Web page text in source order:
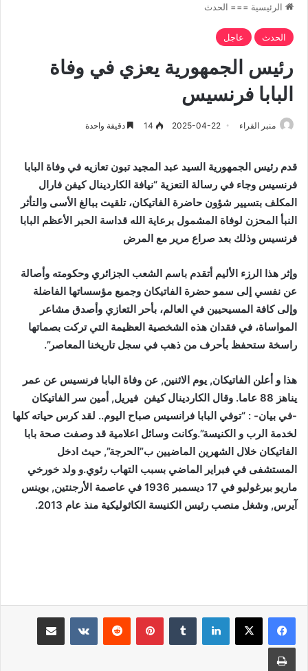
الرئيسية === الحدث
الحدث عاجل
رئيس الجمهورية يعزي في وفاة
البابا فرنسيس
منبر القراء 2025-04-22
14 دقيقة واحدة
قدم رئيس الجمهورية السيد عبد المجيد تبون تعازيه في وفاة البابا
فرنسيس وجاء في رسالة التعزية “نيافة الكاردينال كيفن فارال
المكلف بتسيير شؤون حاضرة الفاتيكان، تلقيت ببالغ الأسى والتأثر
النبأ المحزن لوفاة المشمول برعاية الله قداسة الحبر الأعظم البابا
فرنسيس وذلك بعد صراع مرير مع المرض
وإثر هذا الرزء الأليم أتقدم باسم الشعب الجزائري وحكومته وأصالة
عن نفسي إلى سمو حضرة الفاتيكان وجميع مؤسساتها الفاضلة
وإلى كافة المسيحيين في العالم، بأحر التعازي وأصدق مشاعر
المواساة، في فقدان هذه الشخصية العظيمة التي تركت بصماتها
راسخة ستحفظ بأحرف من ذهب في سجل تاريخنا المعاصر”.
هذا و أعلن الفاتيكان, يوم الاثنين, عن وفاة البابا فرنسيس عن عمر
يناهز 88 عاما. وقال الكاردينال كيفن فيريل, أمين سر الفاتيكان
-في بيان- : “توفي البابا فرانسيس صباح اليوم.. لقد كرس حياته كلها
لخدمة الرب و الكنيسة”.وكانت وسائل اعلامية قد وصفت صحة بابا
الفاتيكان خلال الشهرين الماضيين ب”الحرجة”, حيث ادخل
المستشفى في فبراير الماضي بسبب التهاب رئوي.و ولد خورخي
ماريو بيرغوليو في 17 ديسمبر 1936 في عاصمة الأرجنتين, بوينس
آيرس, وشغل منصب رئيس الكنيسة الكاثوليكية منذ عام 2013.
لينكدإن بينتيريست
طباعة